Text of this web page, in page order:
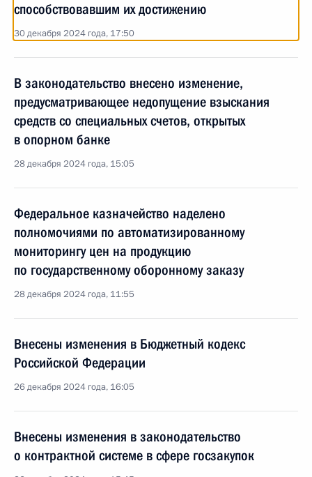
способствовавшим их достижению
30 декабря 2024 года, 17:50
В законодательство внесено изменение,
предусматривающее недопущение взыскания
средств со специальных счетов, открытых
в опорном банке
28 декабря 2024 года, 15:05
Федеральное казначейство наделено
полномочиями по автоматизированному
мониторингу цен на продукцию
по государственному оборонному заказу
28 декабря 2024 года, 11:55
Внесены изменения в Бюджетный кодекс
Российской Федерации
26 декабря 2024 года, 16:05
Внесены изменения в законодательство
о контрактной системе в сфере госзакупок